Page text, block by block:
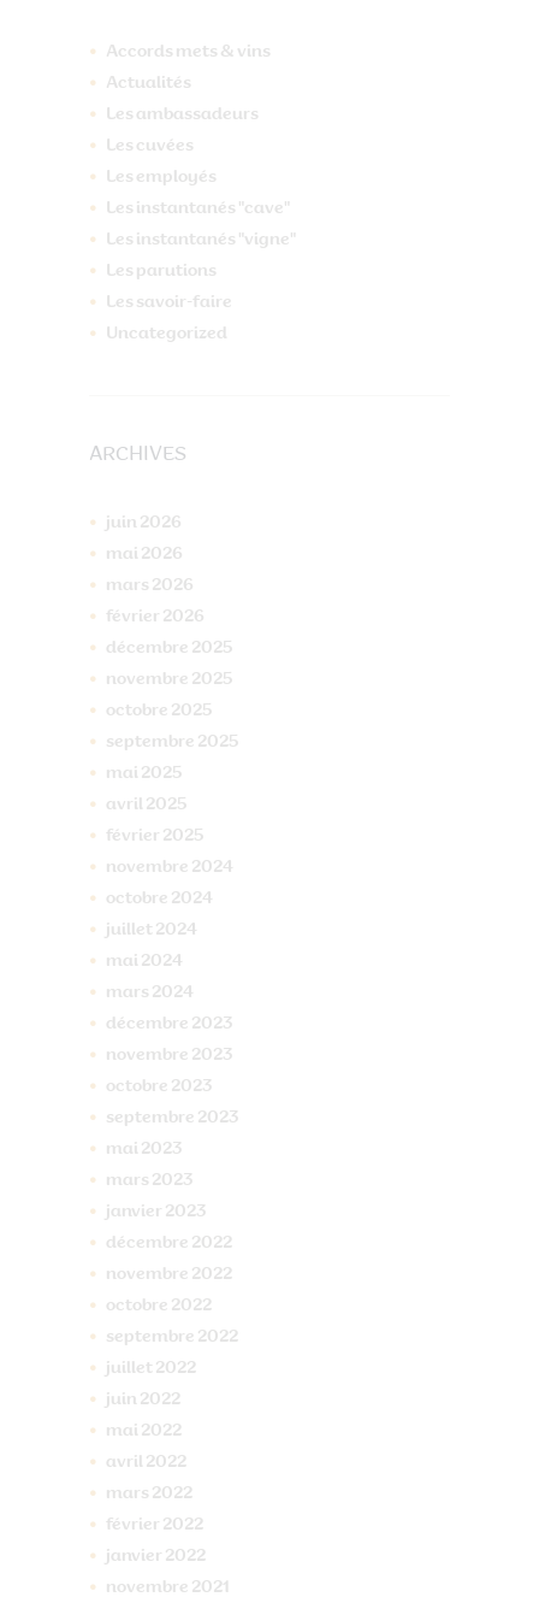
Accords mets & vins
Actualités
Les ambassadeurs
Les cuvées
Les employés
Les instantanés "cave"
Les instantanés "vigne"
Les parutions
Les savoir-faire
Uncategorized
ARCHIVES
juin 2026
mai 2026
mars 2026
février 2026
décembre 2025
novembre 2025
octobre 2025
septembre 2025
mai 2025
avril 2025
février 2025
novembre 2024
octobre 2024
juillet 2024
mai 2024
mars 2024
décembre 2023
novembre 2023
octobre 2023
septembre 2023
mai 2023
mars 2023
janvier 2023
décembre 2022
novembre 2022
octobre 2022
septembre 2022
juillet 2022
juin 2022
mai 2022
avril 2022
mars 2022
février 2022
janvier 2022
novembre 2021